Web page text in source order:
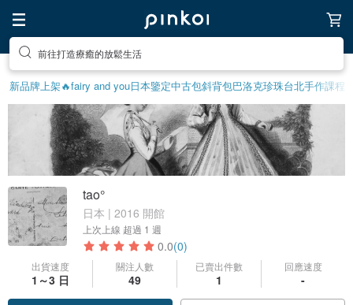
前往打造療癒的放鬆生活
新品牌上架🔥fairy and you日本鑒定中古包斜背包巴洛克珍珠台北手作課程
tao°
日本 | 2016 開館
上次上線 超過 1 週
0.0(0)
出貨速度
1～3 日
關注人數
49
已賣出件數
1
回應速度
-